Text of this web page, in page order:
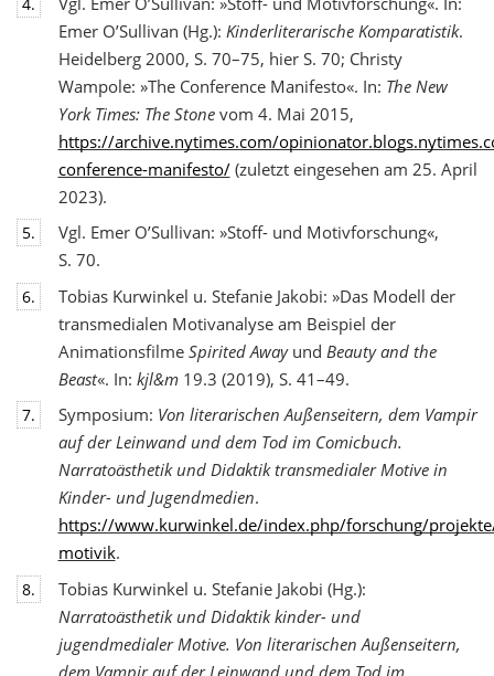
Emer O’Sullivan (Hg.): Kinderliterarische Komparatistik.
Heidelberg 2000, S. 70–75, hier S. 70; Christy
Wampole: »The Conference Manifesto«. In: The New
York Times: The Stonevom 4. Mai 2015,
https://archive.nytimes.com/
conference-manifesto/(zuletzt eingesehen am 25. April
2023).
5.
Vgl. Emer O’Sullivan: »Stoff- und Motivforschung«,
S. 70.
6.
Tobias Kurwinkel u. Stefanie Jakobi: »Das Modell der
transmedialen Motivanalyse am Beispiel der
Animationsfilme Spirited Awayund Beauty and the
Beast«. In: kjl&m19.3 (2019), S. 41–49.
7. Symposium: Von literarischen Außenseitern, dem Vampir
auf der Leinwand und dem Tod im Comicbuch.
Narratoästhetik und Didaktik transmedialer Motive in
Kinder- und Jugendmedien.
https://www.kurwinkel.de/index.php/forschung/
motivik.
8.
Tobias Kurwinkel u. Stefanie Jakobi (Hg.):
Narratoästhetik und Didaktik kinder- und
jugendmedialer Motive. Von literarischen Außenseitern,
dem Vampir auf der Leinwand und dem Tod im